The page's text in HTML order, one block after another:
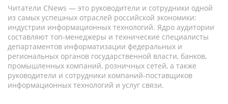
Читатели CNews — это руководители и сотрудники одной
из самых успешных отраслей российской экономики:
индустрии информационных технологий. Ядро аудитории
составляют топ-менеджеры и технические специалисты
департаментов информатизации федеральных и
региональных органов государственной власти, банков,
промышленных компаний, розничных сетей, а также
руководители и сотрудники компаний-поставщиков
информационных технологий и услуг связи.